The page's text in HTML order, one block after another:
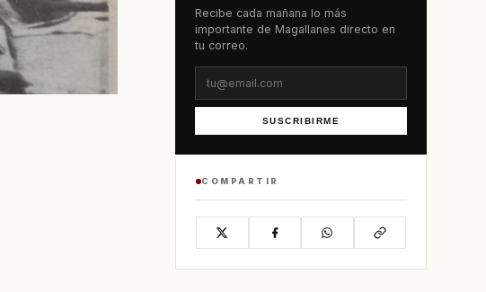
Recibe cada mañana lo más
importante de Magallanes directo en
tu correo.
SUSCRIBIRME
COMPARTIR